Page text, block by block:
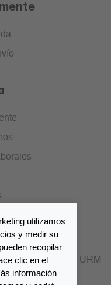
LEUCHTTURM
utilizamos
y medir su
recopilar
clic en el
información